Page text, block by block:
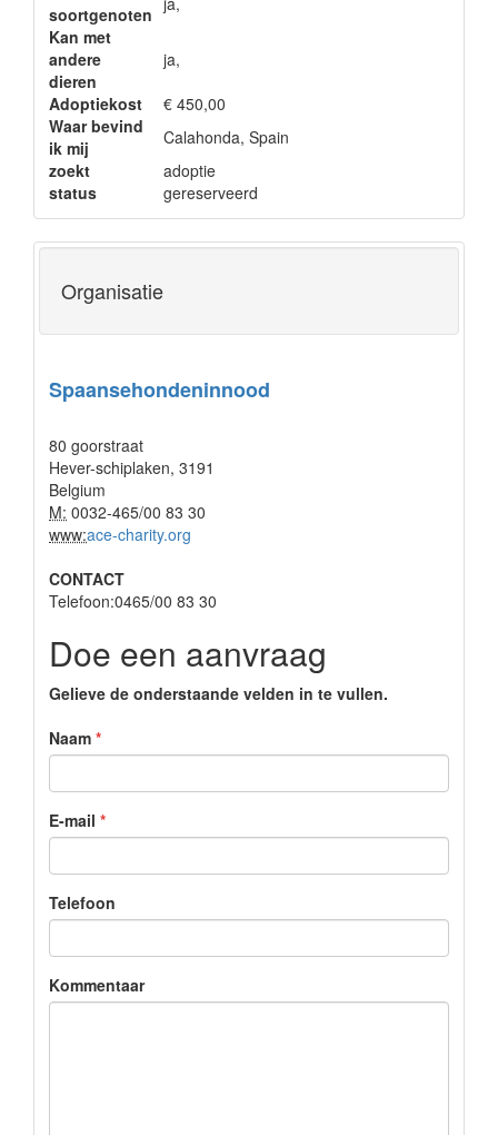
soortgenoten
Kan met
andere
dieren
ja,
Adoptiekost
€ 450,00
Waar bevind
ik mij
Calahonda, Spain
zoekt
adoptie
status
gereserveerd
Organisatie
Spaansehondeninnood
80 goorstraat
Hever-schiplaken, 3191
Belgium
M: 0032-465/00 83 30
www:ace-charity.org
CONTACT
Telefoon:0465/00 83 30
Doe een aanvraag
Gelieve de onderstaande velden in te vullen.
Naam
E-mail
Telefoon
Kommentaar